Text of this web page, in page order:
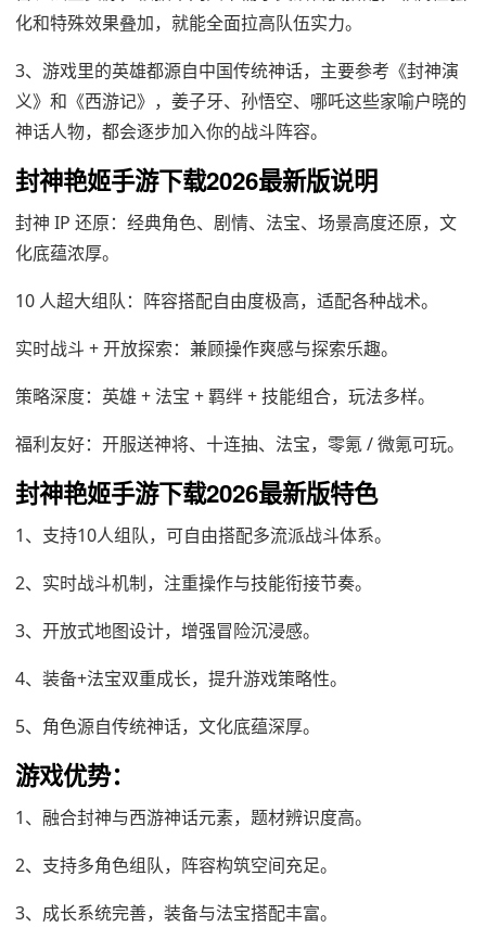
化和特殊效果叠加，就能全面拉高队伍实力。
3、游戏里的英雄都源自中国传统神话，主要参考《封神演
义》和《西游记》，姜子牙、孙悟空、哪吒这些家喻户晓的
神话人物，都会逐步加入你的战斗阵容。
封神艳姬手游下载2026最新版说明
封神 IP 还原：经典角色、剧情、法宝、场景高度还原，文
化底蕴浓厚。
10 人超大组队：阵容搭配自由度极高，适配各种战术。
实时战斗 + 开放探索：兼顾操作爽感与探索乐趣。
策略深度：英雄 + 法宝 + 羁绊 + 技能组合，玩法多样。
福利友好：开服送神将、十连抽、法宝，零氪 / 微氪可玩。
封神艳姬手游下载2026最新版特色
1、支持10人组队，可自由搭配多流派战斗体系。
2、实时战斗机制，注重操作与技能衔接节奏。
3、开放式地图设计，增强冒险沉浸感。
4、装备+法宝双重成长，提升游戏策略性。
5、角色源自传统神话，文化底蕴深厚。
游戏优势：
1、融合封神与西游神话元素，题材辨识度高。
2、支持多角色组队，阵容构筑空间充足。
3、成长系统完善，装备与法宝搭配丰富。